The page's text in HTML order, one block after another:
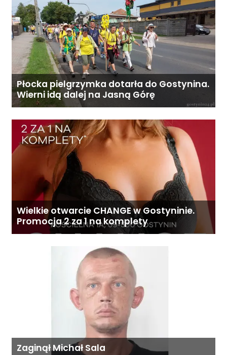
Płocka pielgrzymka dotarła do Gostynina.
Wierni idą dalej na Jasną Górę
Wielkie otwarcie CHANGE w Gostyninie.
Promocja 2 za 1 na komplety
Zaginął Michał Sala